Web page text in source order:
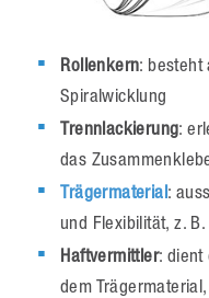
Rollenkern: besteht
Spiralwicklung
Trennlackierung:
das
Trägermaterial:
und Flexibilität, z. B.
Haftvermittler: dient
dem Trägermaterial,